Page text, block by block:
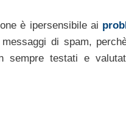
è ipersensibile ai
di spam,
sempre testati e